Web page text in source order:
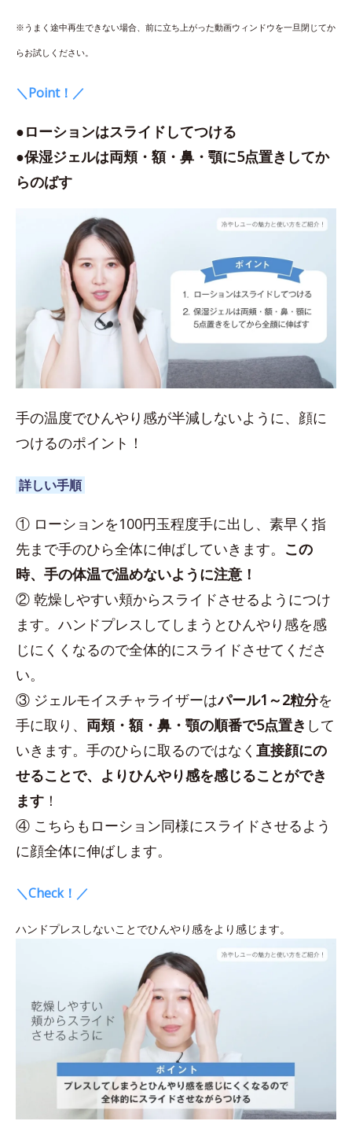
※うまく途中再生できない場合、前に立ち上がった動画ウィンドウを一旦閉じてか
らお試しください。
＼Point！／
●ローションはスライドしてつける
●保湿ジェルは両頬・額・鼻・顎に5点置きしてか
らのばす
手の温度でひんやり感が半減しないように、顔に
つけるのポイント！
詳しい手順
① ローションを100円玉程度手に出し、素早く指
先まで手のひら全体に伸ばしていきます。 この
時、手の体温で温めないように注意！
② 乾燥しやすい頬からスライドさせるようにつけ
ます。ハンドプレスしてしまうとひんやり感を感
じにくくなるので全体的にスライドさせてくださ
い。
③ ジェルモイスチャライザーはパール1～2粒分を
手に取り、 両頬・額・鼻・顎の順番で5点置き して
いきます。手のひらに取るのではなく 直接顔にの
せることで、よりひんやり感を感じることができ
ます ！
④ こちらもローション同様にスライドさせるよう
に顔全体に伸ばします。
＼Check！／
ハンドプレスしないことでひんやり感をより感じます。